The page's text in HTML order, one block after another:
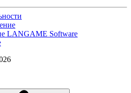
LANGAME Software